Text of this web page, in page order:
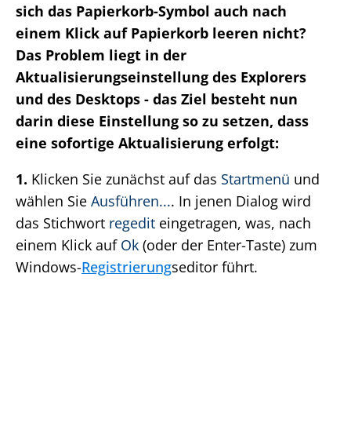
sich das Papierkorb-Symbol auch nach
einem Klick auf Papierkorb leeren nicht?
Das Problem liegt in der
Aktualisierungseinstellung des Explorers
und des Desktops - das Ziel besteht nun
darin diese Einstellung so zu setzen, dass
eine sofortige Aktualisierung erfolgt:
1. Klicken Sie zunächst auf das Startmenü und
wählen Sie Ausführen.... In jenen Dialog wird
das Stichwort regedit eingetragen, was, nach
einem Klick auf Ok (oder der Enter-Taste) zum
Windows-Registrierungseditor führt.